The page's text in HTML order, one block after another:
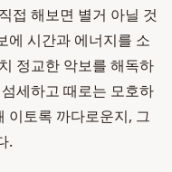
접 해보면 별거 아닐 것
에 시간과 에너지를 소
정교한 악보를 해독하
세하고 때로는 모호하
이토록 까다로운지, 그
.